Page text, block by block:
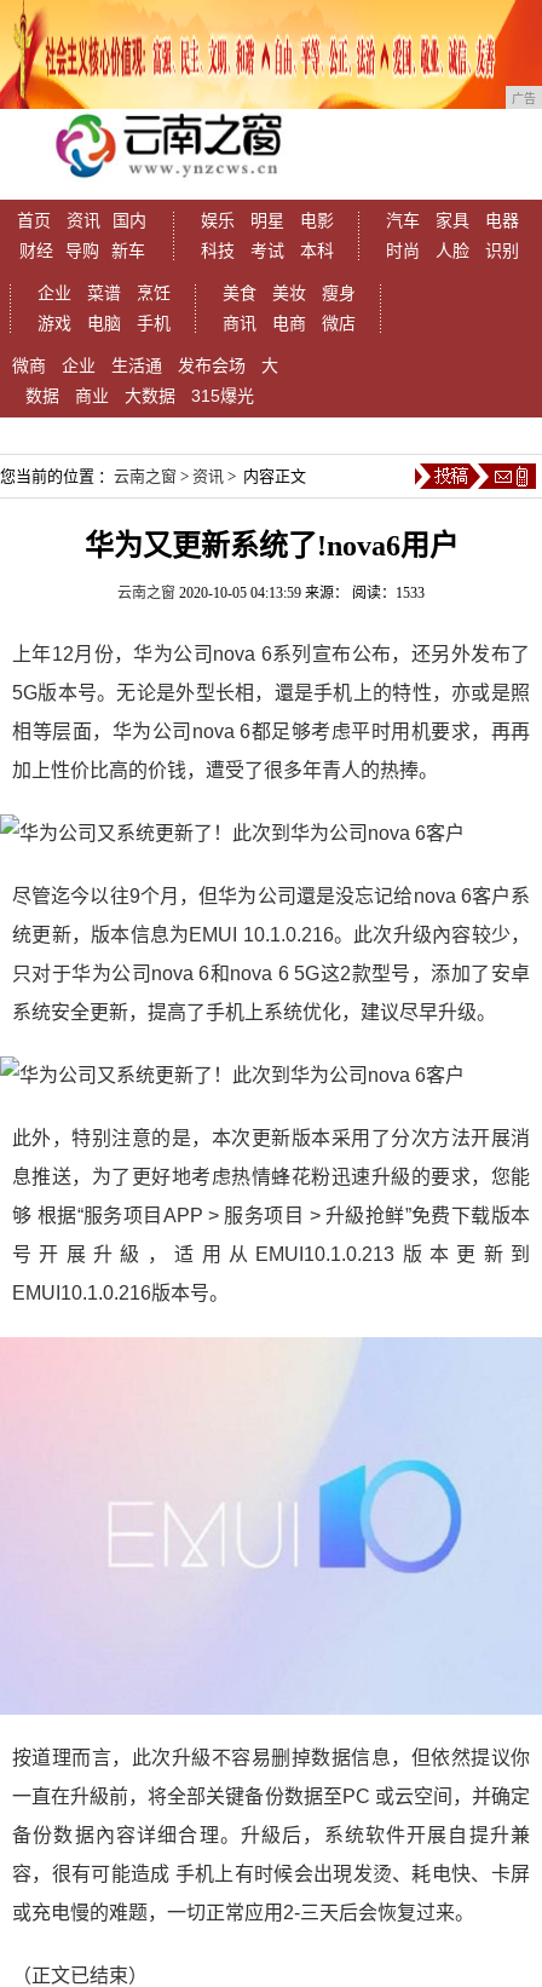
广告
首页 资讯
国内
财经
导购 新车
娱乐 明星
电影
科技
考试 本科
汽车 家具
电器
时尚
人脸 识别
企业 菜谱
烹饪
游戏
电脑 手机
美食 美妆
瘦身
商讯
电商 微店
微商 企业 生活通 发布会场
大
数据
商业 大数据 315爆光
您当前的位置 ： 云南之窗 > 资讯 > 内容正文
华为又更新系统了!nova6用户
云南之窗 2020-10-05 04:13:59 来源： 阅读：1533
上年12月份，华为公司nova 6系列宣布公布，还另外发布了
5G版本号。无论是外型长相，還是手机上的特性，亦或是照
相等层面，华为公司nova 6都足够考虑平时用机要求，再再
加上性价比高的价钱，遭受了很多年青人的热捧。
尽管迄今以往9个月，但华为公司還是没忘记给nova 6客户系
统更新，版本信息为EMUI 10.1.0.216。此次升级內容较少，
只对于华为公司nova 6和nova 6 5G这2款型号，添加了安卓
系统安全更新，提高了手机上系统优化，建议尽早升级。
此外，特别注意的是，本次更新版本采用了分次方法开展消
息推送，为了更好地考虑热情蜂花粉迅速升級的要求，您能
够 根据“服务项目APP > 服务项目 > 升級抢鲜”免费下载版本
号开展升級，适用从EMUI10.1.0.213版本更新到
EMUI10.1.0.216版本号。
按道理而言，此次升級不容易删掉数据信息，但依然提议你
一直在升級前，将全部关键备份数据至PC 或云空间，并确定
备份数据內容详细合理。升級后，系统软件开展自提升兼
容，很有可能造成 手机上有时候会出現发烫、耗电快、卡屏
或充电慢的难题，一切正常应用2-三天后会恢复过来。
（正文已结束）